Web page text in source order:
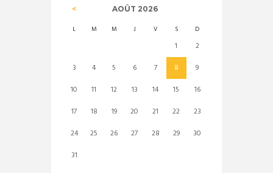
AOÛT 2026
L M M J V S D
1
2
3
4 5 6 7 8
9
10
11 12 13 14 15
16
17
18 19 20 21 22
23
24
25 26 27 28 29
30
31